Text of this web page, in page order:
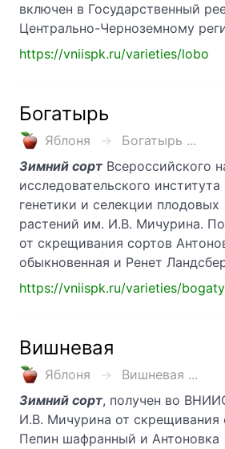
включен в Государственный
Центрально-Черноземному
https://vniispk.ru/varieties/lobo
Богатырь
Яблоня
Богатырь ...
Зимний сорт Всероссийского
исследовательского института
генетики и селекции плодовых
растений им. И.В. Мичурина.
от скрещивания сортов
обыкновенная и Ренет
https://vniispk.ru/varieties/
Вишневая
Яблоня
Вишневая ...
Зимний сорт, получен во
И.В. Мичурина от скрещивания
Пепин шафранный и Антоновка